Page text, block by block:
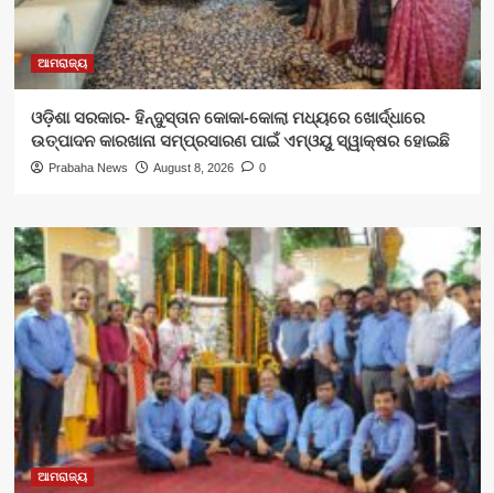
ଆମରାଜ୍ୟ
ଓଡ଼ିଶା ସରକାର- ହିନ୍ଦୁସ୍ତାନ କୋକା-କୋଲା ମଧ୍ୟରେ ଖୋର୍ଦ୍ଧାରେ
ଉତ୍ପାଦନ କାରଖାନା ସମ୍ପ୍ରସାରଣ ପାଇଁ ଏମ୍‌ଓୟୁ ସ୍ୱାକ୍ଷର ହୋଇଛି
Prabaha News August 8, 2026 0
ଆମରାଜ୍ୟ